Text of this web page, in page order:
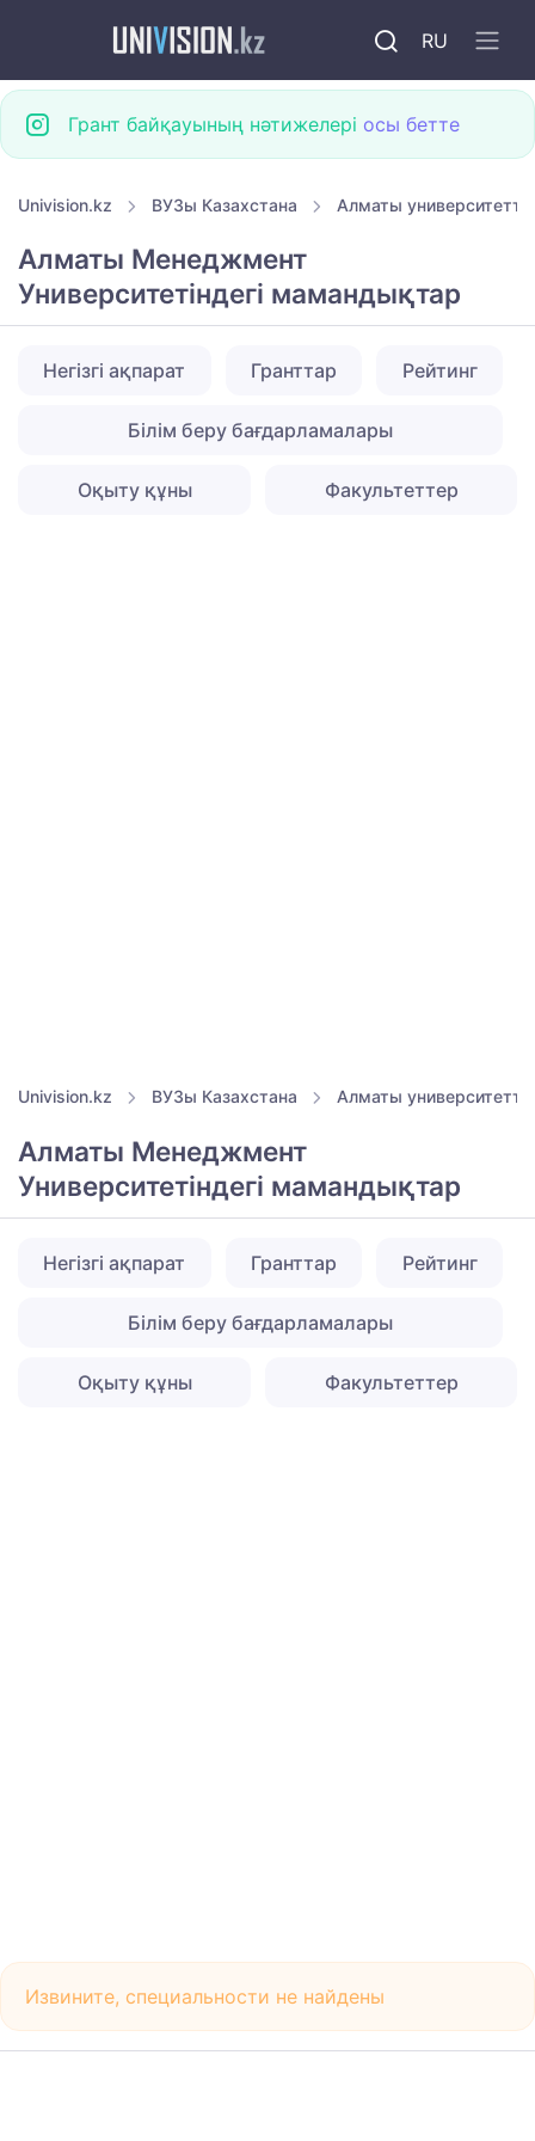
RU
Грант байқауының нәтижелері осы бетте
Univision.kz ВУЗы Казахстана Алматы
Алматы Менеджмент
Университетіндегі мамандықтар
Негізгі ақпарат Гранттар Рейтинг
Білім беру бағдарламалары
Оқыту құны Факультеттер
Univision.kz ВУЗы Казахстана Алматы
Алматы Менеджмент
Университетіндегі мамандықтар
Негізгі ақпарат Гранттар Рейтинг
Білім беру бағдарламалары
Оқыту құны Факультеттер
Извините, специальности не найдены